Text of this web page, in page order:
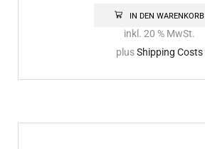
IN DEN WARENKORB
inkl. 20 % MwSt.
plusShipping Costs